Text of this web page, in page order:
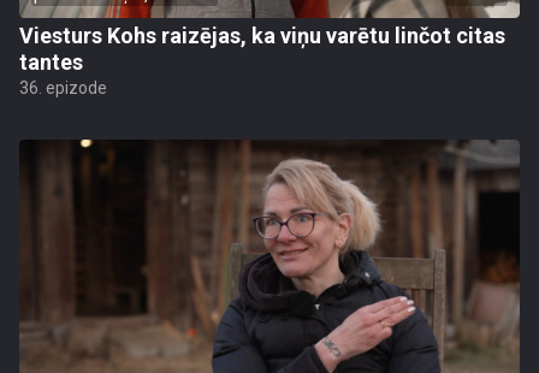
Viesturs Kohs raizējas, ka viņu varētu linčot citas
tantes
36. epizode